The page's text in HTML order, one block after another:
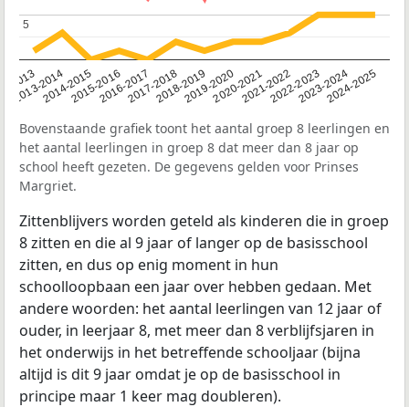
2013
2013-2014
2014-20152015-20162016-20172017-20182018-20192019-20202020-20212021-20222022-20232023-20242024-2025
5
5
Bovenstaande grafiek toont het aantal groep 8 leerlingen en
het aantal leerlingen in groep 8 dat meer dan 8 jaar op
school heeft gezeten. De gegevens gelden voor Prinses
Margriet.
Zittenblijvers worden geteld als kinderen die in groep
8 zitten en die al 9 jaar of langer op de basisschool
zitten, en dus op enig moment in hun
schoolloopbaan een jaar over hebben gedaan. Met
andere woorden: het aantal leerlingen van 12 jaar of
ouder, in leerjaar 8, met meer dan 8 verblijfsjaren in
het onderwijs in het betreffende schooljaar (bijna
altijd is dit 9 jaar omdat je op de basisschool in
principe maar 1 keer mag doubleren).